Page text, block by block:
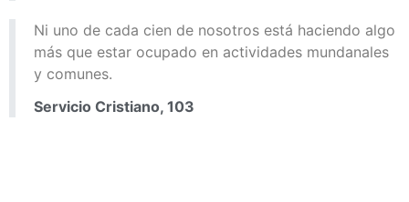
Ni uno de cada cien de nosotros está haciendo algo
más que estar ocupado en actividades mundanales
y comunes.
Servicio Cristiano, 103